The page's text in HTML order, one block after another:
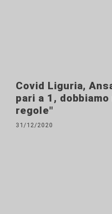
Covid Liguria,
pari a 1,
regole"
31/12/2020